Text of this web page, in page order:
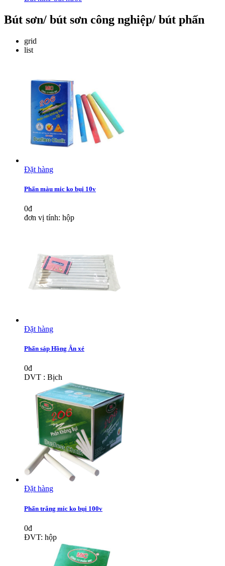
Bút sơn/ bút sơn công nghiệp/ bút phấn
grid
list
Đặt hàng
Phấn màu mic ko bụi 10v
0đ
đơn vị tính: hộp
Đặt hàng
Phấn sáp Hồng Ân xé
0đ
DVT : Bịch
Đặt hàng
Phấn trắng mic ko bụi 100v
0đ
ĐVT: hộp